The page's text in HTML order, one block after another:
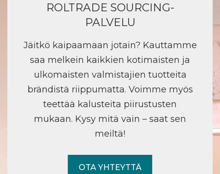
ROLTRADE SOURCING-
PALVELU
Jäitkö kaipaamaan jotain? Kauttamme
saa melkein kaikkien kotimaisten ja
ulkomaisten valmistajien tuotteita
brändistä riippumatta. Voimme myös
teettää kalusteita piirustusten
mukaan. Kysy mitä vain – saat sen
meiltä!
OTA YHTEYTTÄ